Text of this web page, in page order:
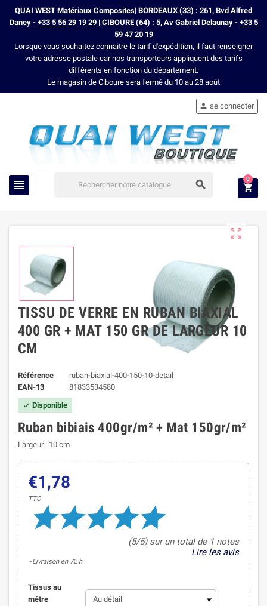
QUAI WEST Matériaux Composites| BORDEAUX (33) : 261, Bvd Alfred
Daney - +33 5 56 29 19 29| CIBOURE (64) : 5, Av Gabriel Delaunay - +33 5
59 47 20 19
Lorsque vous souhaitez connaitre le tarif d'expédition, il faut renseigner
votre adresse postale car nos transporteurs appliquent des tarifs
différents en fonction du département.
Le magasin de Ciboure sera fermé du 10 au 28 août
 
 se connecter

0

TISSU DE VERRE EN RUBAN BIAXIAL
400 GR + MAT 150 GR DE LARGEUR 10
CM
Référence
ruban-biaxial-400-150-10-detail
EAN-13
81833534580
 Disponible
Ruban bibiais 400gr/m² + Mat 150gr/m²
Largeur : 10 cm
€1,78
TTC
(5/5) sur un total de 1 notes
Lire les avis
Livraison en 72 h
Tissus au
métre